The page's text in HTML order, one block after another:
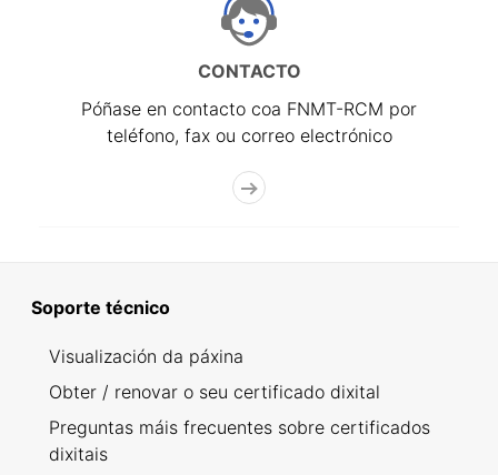
CONTACTO
Póñase en contacto coa FNMT-RCM por
teléfono, fax ou correo electrónico
Soporte técnico
Visualización da páxina
Obter / renovar o seu certificado dixital
Preguntas máis frecuentes sobre certificados
dixitais